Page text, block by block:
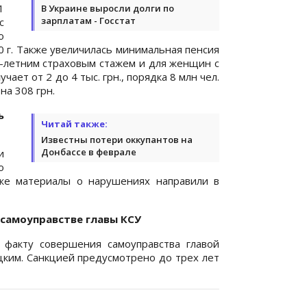
В Украине выросли долги по
зарплатам - Госстат
Также увеличилась минимальная пенсия
страховым стажем и для женщин с
от 2 до 4 тыс. грн., порядка 8 млн чел.
308 грн.
Читай также:
Известны потери оккупантов на
Донбассе в феврале
материалы о нарушениях направили в
главы КСУ
совершения самоуправства главой
Санкцией предусмотрено до трех лет